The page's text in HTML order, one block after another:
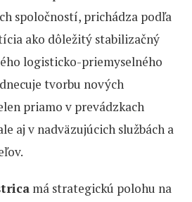
spoločností, prichádza podľa
ako dôležitý stabilizačný
logisticko-priemyselného
tvorbu nových
priamo v prevádzkach
aj v nadväzujúcich službách a
má strategickú polohu na